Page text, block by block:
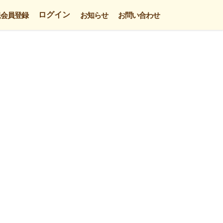
員登録 ログイン お知らせ お問い合わせ